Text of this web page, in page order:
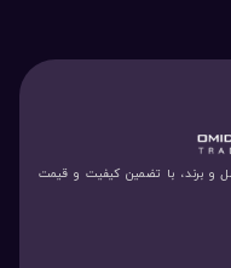
و برند، با تضمین کیفیت و قیمت